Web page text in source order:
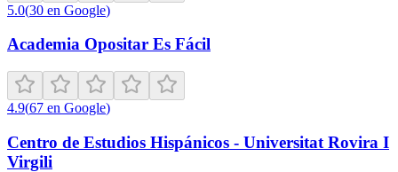
5.0(30 en Google)
Academia Opositar Es Fácil
4.9(67 en Google)
Centro de Estudios Hispánicos - Universitat Rovira I
Virgili